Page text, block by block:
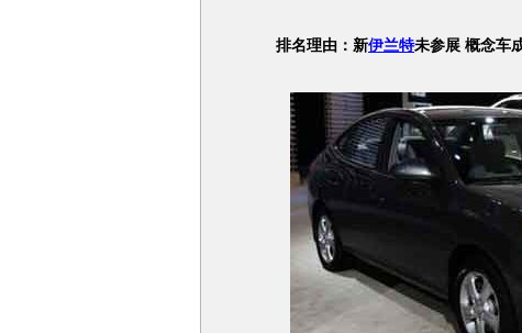
排名理由：新伊兰特未参展 概念车